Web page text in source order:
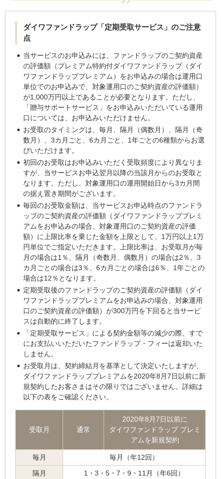
ダイワファンドラップ「定期受取サービス」のご注意
点
当サービスのお申込みには、ファンドラップのご契約資産
の評価額（プレミアム特約付ダイワファンドラップ（ダイ
ワファンドラッププレミアム）をお申込みの場合は運用口
単位でのお申込みで、対象運用口のご契約資産の評価額）
が1,000万円以上であることが必要となります。ただし、
「贈与サポートサービス」をお申込みいただいている運用
口については、お申込みいただけません。
お受取のタイミングは、毎月、隔月（偶数月）、隔月（奇
数月）、3カ月ごと、6カ月ごと、1年ごとの6種類からお選
びいただけます。
初回のお受取はお申込みいただく受取頻度により異なりま
すが、当サービスお申込翌月以降の当該月からのお受取と
なります。ただし、対象運用口の運用開始日から3カ月間
の据え置き期間がございます。
毎回のお受取金額は、当サービスお申込時点のファンドラ
ップのご契約資産の評価額（ダイワファンドラッププレミ
アムをお申込みの場合、対象運用口のご契約資産の評価
額）に上限比率を乗じた金額を上限として、1万円以上1万
円単位でご指定いただきます。上限比率は、お受取月が毎
月の場合は1％、隔月（奇数月、偶数月）の場合は2％、3
カ月ごとの場合は3％、6カ月ごとの場合は6％、1年ごとの
場合は12％となります。
定期受取後のファンドラップのご契約資産の評価額（ダイ
ワファンドラッププレミアムをお申込みの場合、対象運用
口のご契約資産の評価額）が300万円を下回ると当サービ
スは自動的に終了します。
「定期受取サービス」による契約金額等の減少の際、すで
にお支払いいただいたファンドラップ・フィーは返却いた
しません。
お受取月は、契約締結月を基準として決定いたしますが、
ダイワファンドラッププレミアムを2020年8月7日以前に新
規契約したお客さまはその限りではございません。詳細は
以下の表をご確認ください。
受取月 通常
2020年8月7日以前に
ダイワファンドラップ プレミ
アムを新規契約
毎月
毎月（年12回）
隔月
1・3・5・7・9・11月（年6回）